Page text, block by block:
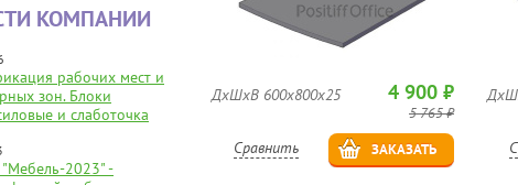
КОМПАНИИ
рабочих мест и
зон. Блоки
и слаботочка
"Мебель-2023" -
ДхШхВ 600х800х25 4 900 ₽
5 765 ₽
Сравнить ЗАКАЗАТЬ